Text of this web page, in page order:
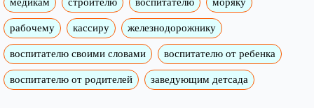
рабочему кассиру железнодорожнику
воспитателю своими словами воспитателю от ребенка
воспитателю от родителей заведующим детсада